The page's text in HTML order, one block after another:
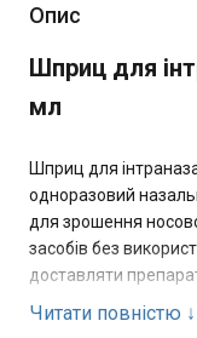
Опис
Шприц для
мл
Шприц для
одноразовий
для зрошення
засобів без
доставляти
М’який
Читати повністю ↓